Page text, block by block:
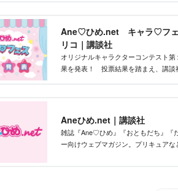
Ane♡ひめ.net キャラ♡フェ
リコ｜講談社
オリジナルキャラクターコンテスト
果を発表！ 投票結果を踏まえ、講談
Aneひめ.net｜講談社
雑誌『Ane♡ひめ』『おともだち』『
ー向けウェブマガジン。プリキュア